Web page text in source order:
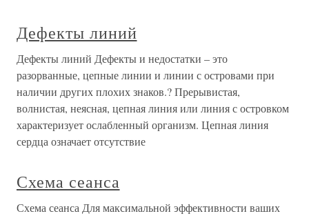
Дефекты линий
Дефекты линий Дефекты и недостатки – это
разорванные, цепные линии и линии с островами при
наличии других плохих знаков.? Прерывистая,
волнистая, неясная, цепная линия или линия с островком
характеризует ослабленный организм. Цепная линия
сердца означает отсутствие
Схема сеанса
Схема сеанса Для максимальной эффективности ваших